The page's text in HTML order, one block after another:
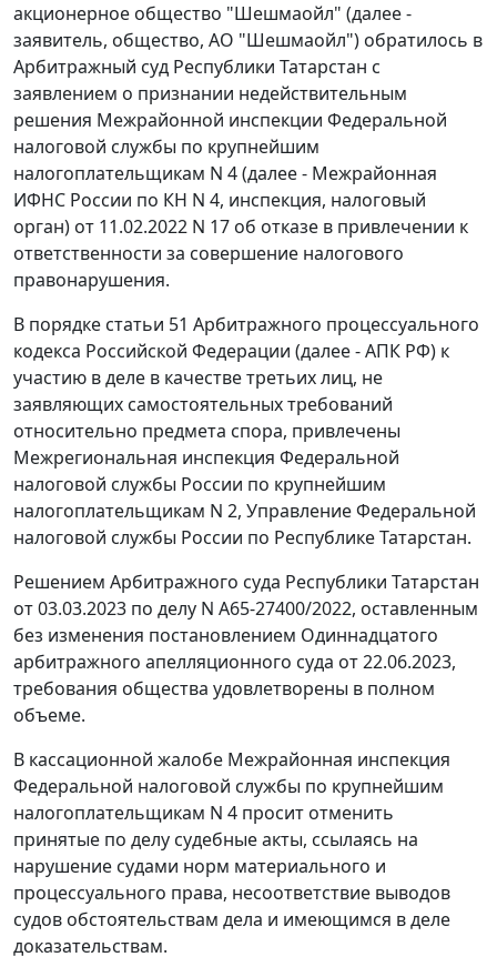
акционерное общество "Шешмаойл" (далее -
заявитель, общество, АО "Шешмаойл") обратилось в
Арбитражный суд Республики Татарстан с
заявлением о признании недействительным
решения Межрайонной инспекции Федеральной
налоговой службы по крупнейшим
налогоплательщикам N 4 (далее - Межрайонная
ИФНС России по КН N 4, инспекция, налоговый
орган) от 11.02.2022 N 17 об отказе в привлечении к
ответственности за совершение налогового
правонарушения.
В порядке статьи 51 Арбитражного процессуального
кодекса Российской Федерации (далее - АПК РФ) к
участию в деле в качестве третьих лиц, не
заявляющих самостоятельных требований
относительно предмета спора, привлечены
Межрегиональная инспекция Федеральной
налоговой службы России по крупнейшим
налогоплательщикам N 2, Управление Федеральной
налоговой службы России по Республике Татарстан.
Решением Арбитражного суда Республики Татарстан
от 03.03.2023 по делу N А65-27400/2022, оставленным
без изменения постановлением Одиннадцатого
арбитражного апелляционного суда от 22.06.2023,
требования общества удовлетворены в полном
объеме.
В кассационной жалобе Межрайонная инспекция
Федеральной налоговой службы по крупнейшим
налогоплательщикам N 4 просит отменить
принятые по делу судебные акты, ссылаясь на
нарушение судами норм материального и
процессуального права, несоответствие выводов
судов обстоятельствам дела и имеющимся в деле
доказательствам.